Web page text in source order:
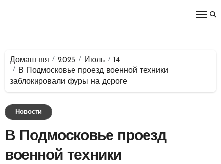
Домашняя 2025 Июль
14
В Подмосковье проезд военной техники
заблокировали фуры на дороге
Новости
В Подмосковье проезд
военной техники